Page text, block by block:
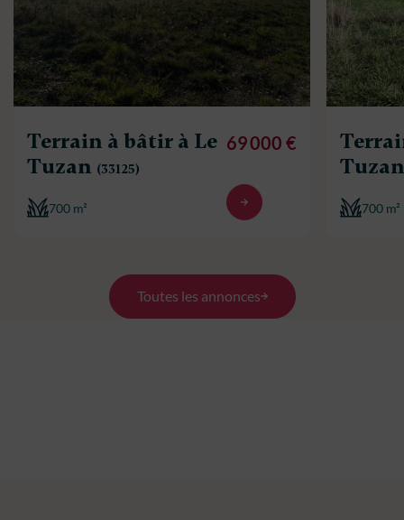
Terrain à bâtir à Le
Tuzan (33125)
700 m²
69 000 €
700 m²
Toutes les annonces